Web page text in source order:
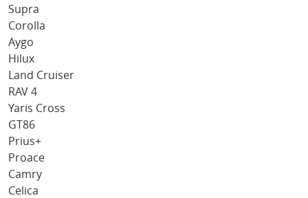
Supra
Corolla
Aygo
Hilux
Land Cruiser
RAV 4
Yaris Cross
GT86
Prius+
Proace
Camry
Celica